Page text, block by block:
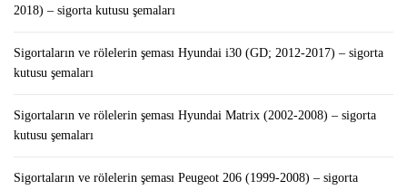
2018) – sigorta kutusu şemaları
Sigortaların ve rölelerin şeması Hyundai i30 (GD; 2012-2017) – sigorta
kutusu şemaları
Sigortaların ve rölelerin şeması Hyundai Matrix (2002-2008) – sigorta
kutusu şemaları
Sigortaların ve rölelerin şeması Peugeot 206 (1999-2008) – sigorta